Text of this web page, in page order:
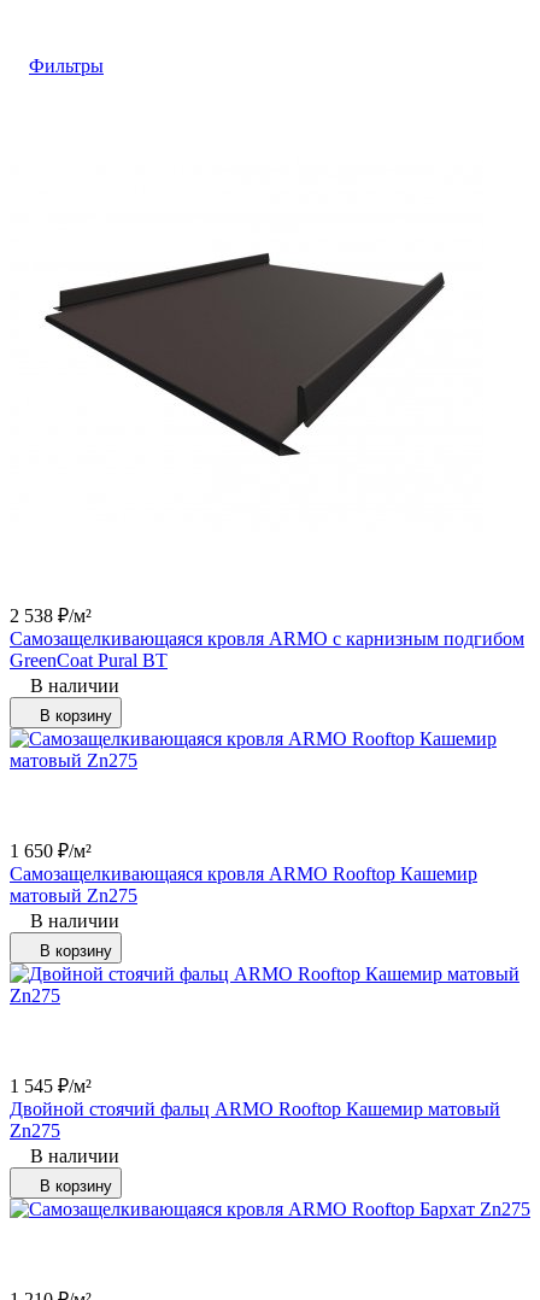
Фильтры
2 538 ₽/м²
Самозащелкивающаяся кровля ARMO с карнизным подгибом
GreenCoat Pural BT
В наличии
В корзину
1 650 ₽/м²
Самозащелкивающаяся кровля ARMO Rooftop Кашемир
матовый Zn275
В наличии
В корзину
1 545 ₽/м²
Двойной стоячий фальц ARMO Rooftop Кашемир матовый
Zn275
В наличии
В корзину